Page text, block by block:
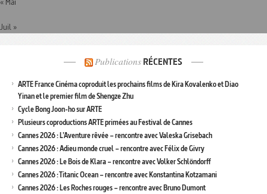
Juil »
Publications RÉCENTES
ARTE France Cinéma coproduit les prochains films de Kira Kovalenko et Diao
Yinan et le premier film de Shengze Zhu
Cycle Bong Joon-ho sur ARTE
Plusieurs coproductions ARTE primées au Festival de Cannes
Cannes 2026 : L’Aventure rêvée – rencontre avec Valeska Grisebach
Cannes 2026 : Adieu monde cruel – rencontre avec Félix de Givry
Cannes 2026 : Le Bois de Klara – rencontre avec Volker Schlöndorff
Cannes 2026 : Titanic Ocean – rencontre avec Konstantina Kotzamani
Cannes 2026 : Les Roches rouges – rencontre avec Bruno Dumont